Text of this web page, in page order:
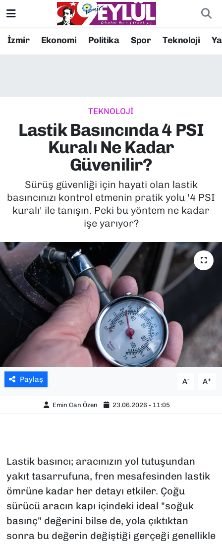
İzmir Ekonomi Politika Spor Teknoloji
TEKNOLOJİ
Lastik Basıncında 4 PSI
Kuralı Ne Kadar
Güvenilir?
Sürüş güvenliği için hayati olan lastik
basıncınızı kontrol etmenin pratik yolu '4 PSI
kuralı' ile tanışın. Peki bu yöntem ne kadar
işe yarıyor?
Paylaş A- A+
Emin Can Özen 23.06.2026 - 11:05
Lastik basıncı; aracınızın yol tutuşundan
yakıt tasarrufuna, fren mesafesinden lastik
ömrüne kadar her detayı etkiler. Çoğu
sürücü aracın kapı içindeki ideal "soğuk
basınç" değerini bilse de, yola çıktıktan
sonra bu değerin değiştiği gerçeği genellikle
Resmi İlanlar
EKONOMİ
KÜLTÜR SANAT
MAGAZİN
POLİTİKA
SAĞLIK
SPOR
TEKNOLOJİ
YAŞAM
YEREL YÖNETİMLER
Konak Nöbetçi Eczaneler
Süper Lig Puan Durumu ve Fikstür
Tüm Manşetler
Son Dakika Haberleri
Haber Arşivi